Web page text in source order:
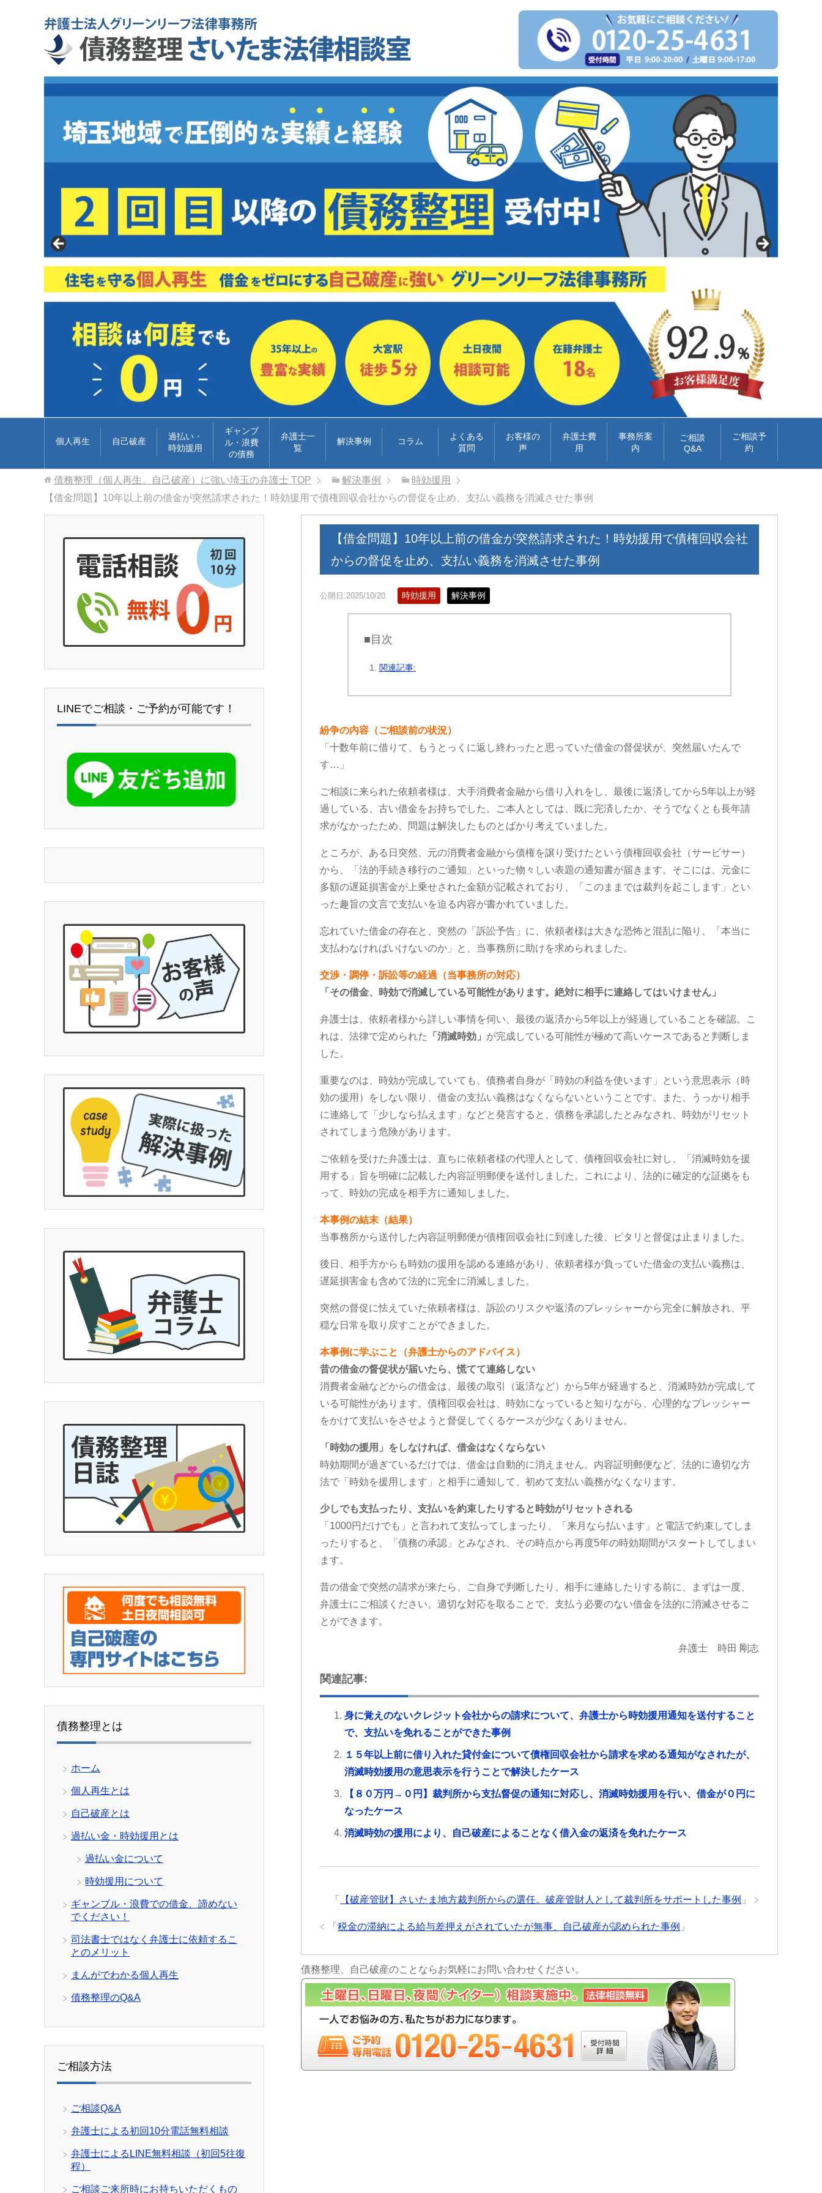
個人再生 自己破産
過払い・
時効援用
ギャンブ
ル・浪費
の債務
弁護士一
覧
解決事例 コラム
よくある
質問
お客様の
声
弁護士費
用
事務所案
内
ご相談
Q&A
ご相談予
約
債務整理（個人再生、自己破産）に強い埼玉の弁護士 TOP 解決事例
時効援用
【借金問題】10年以上前の借金が突然請求された！時効援用で債権回収会社からの督促を止め、支払い義務を消滅させた事例
【借金問題】10年以上前の借金が突然請求された！時効援用で債権回収会社
からの督促を止め、支払い義務を消滅させた事例
公開日:2025/10/20 時効援用 解決事例
■目次
関連記事:
紛争の内容（ご相談前の状況）
「十数年前に借りて、もうとっくに返し終わったと思っていた借金の督促状が、突然届いたんで
す…」
ご相談に来られた依頼者様は、大手消費者金融から借り入れをし、最後に返済してから5年以上が経
過している、古い借金をお持ちでした。ご本人としては、既に完済したか、そうでなくとも長年請
求がなかったため、問題は解決したものとばかり考えていました。
ところが、ある日突然、元の消費者金融から債権を譲り受けたという債権回収会社（サービサー）
から、「法的手続き移行のご通知」といった物々しい表題の通知書が届きます。そこには、元金に
多額の遅延損害金が上乗せされた金額が記載されており、「このままでは裁判を起こします」とい
った趣旨の文言で支払いを迫る内容が書かれていました。
忘れていた借金の存在と、突然の「訴訟予告」に、依頼者様は大きな恐怖と混乱に陥り、「本当に
支払わなければいけないのか」と、当事務所に助けを求められました。
交渉・調停・訴訟等の経過（当事務所の対応）
「その借金、時効で消滅している可能性があります。絶対に相手に連絡してはいけません」
弁護士は、依頼者様から詳しい事情を伺い、最後の返済から5年以上が経過していることを確認。こ
れは、法律で定められた
「消滅時効」 が完成している可能性が極めて高いケースであると判断しま
した。
重要なのは、時効が完成していても、債務者自身が「時効の利益を使います」という意思表示（時
効の援用）をしない限り、借金の支払い義務はなくならないということです。また、うっかり相手
に連絡して「少しなら払えます」などと発言すると、債務を承認したとみなされ、時効がリセット
されてしまう危険があります。
ご依頼を受けた弁護士は、直ちに依頼者様の代理人として、債権回収会社に対し、「消滅時効を援
用する」旨を明確に記載した内容証明郵便を送付しました。これにより、法的に確定的な証拠をも
って、時効の完成を相手方に通知しました。
本事例の結末（結果）
当事務所から送付した内容証明郵便が債権回収会社に到達した後、ピタリと督促は止まりました。
後日、相手方からも時効の援用を認める連絡があり、依頼者様が負っていた借金の支払い義務は、
遅延損害金も含めて法的に完全に消滅しました。
突然の督促に怯えていた依頼者様は、訴訟のリスクや返済のプレッシャーから完全に解放され、平
穏な日常を取り戻すことができました。
本事例に学ぶこと（弁護士からのアドバイス）
昔の借金の督促状が届いたら、慌てて連絡しない
消費者金融などからの借金は、最後の取引（返済など）から5年が経過すると、消滅時効が完成して
いる可能性があります。債権回収会社は、時効になっていると知りながら、心理的なプレッシャー
をかけて支払いをさせようと督促してくるケースが少なくありません。
「時効の援用」をしなければ、借金はなくならない
時効期間が過ぎているだけでは、借金は自動的に消えません。内容証明郵便など、法的に適切な方
法で「時効を援用します」と相手に通知して、初めて支払い義務がなくなります。
少しでも支払ったり、支払いを約束したりすると時効がリセットされる
「1000円だけでも」と言われて支払ってしまったり、「来月なら払います」と電話で約束してしま
ったりすると、「債務の承認」とみなされ、その時点から再度5年の時効期間がスタートしてしまい
ます。
昔の借金で突然の請求が来たら、ご自身で判断したり、相手に連絡したりする前に、まずは一度、
弁護士にご相談ください。適切な対応を取ることで、支払う必要のない借金を法的に消滅させるこ
とができます。
弁護士 時田 剛志
関連記事:
身に覚えのないクレジット会社からの請求について、弁護士から時効援用通知を送付すること
で、支払いを免れることができた事例
１５年以上前に借り入れた貸付金について債権回収会社から請求を求める通知がなされたが、
消滅時効援用の意思表示を行うことで解決したケース
【８０万円→０円】裁判所から支払督促の通知に対応し、消滅時効援用を行い、借金が０円に
なったケース
消滅時効の援用により、自己破産によることなく借入金の返済を免れたケース
「 【破産管財】さいたま地方裁判所からの選任。破産管財人として裁判所をサポートした事例 」
「 税金の滞納による給与差押えがされていたが無事、自己破産が認められた事例 」
債務整理、自己破産のことならお気軽にお問い合わせください。
LINEでご相談・ご予約が可能です！
債務整理とは
ホーム
個人再生とは
自己破産とは
過払い金・時効援用とは
過払い金について
時効援用について
ギャンブル・浪費での借金、諦めない
でください！
司法書士ではなく弁護士に依頼するこ
とのメリット
まんがでわかる個人再生
債務整理のQ&A
ご相談方法
ご相談Q&A
弁護士による初回10分電話無料相談
弁護士によるLINE無料相談（初回5往復
程）
ご相談ご来所時にお持ちいただくもの